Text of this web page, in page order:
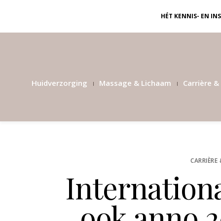
HÉT KENNIS- EN
Huidverzorging Massage & Lichaam Carrière
CARRIÈRE